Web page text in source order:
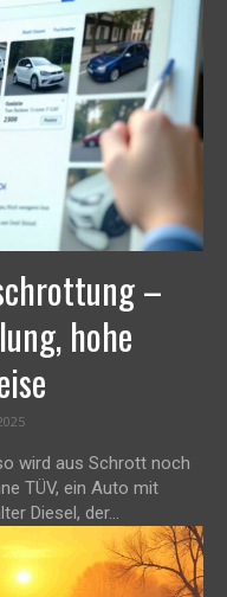
–
hohe
wird aus Schrott noch
TÜV, ein Auto mit
Diesel, der...